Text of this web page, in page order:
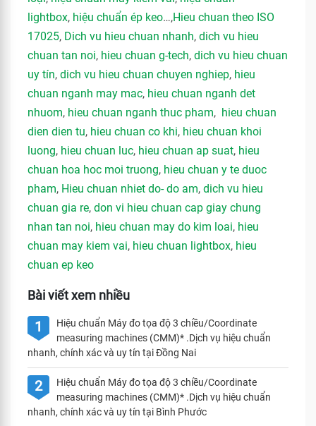
lightbox, hiệu chuẩn ép keo…,Hieu chuan theo ISO
17025, Dich vu hieu chuan nhanh, dich vu hieu
chuan tan noi, hieu chuan g-tech, dich vu hieu chuan
uy tín, dich vu hieu chuan chuyen nghiep, hieu
chuan nganh may mac, hieu chuan nganh det
nhuom, hieu chuan nganh thuc pham, hieu chuan
dien dien tu, hieu chuan co khi, hieu chuan khoi
luong, hieu chuan luc, hieu chuan ap suat, hieu
chuan hoa hoc moi truong, hieu chuan y te duoc
pham, Hieu chuan nhiet do- do am, dich vu hieu
chuan gia re, don vi hieu chuan cap giay chung
nhan tan noi, hieu chuan may do kim loai, hieu
chuan may kiem vai, hieu chuan lightbox, hieu
chuan ep keo
Bài viết xem nhiều
1
Hiệu chuẩn Máy đo tọa độ 3 chiều/Coordinate
measuring machines (CMM)* .Dịch vụ hiệu chuẩn
nhanh, chính xác và uy tín tại Đồng Nai
2
Hiệu chuẩn Máy đo tọa độ 3 chiều/Coordinate
measuring machines (CMM)* .Dịch vụ hiệu chuẩn
nhanh, chính xác và uy tín tại Bình Phước